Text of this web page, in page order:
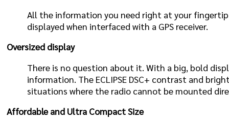
All the information you need right at your
displayed when interfaced with a GPS receiver.
Oversized display
There is no question about it. With a big, bold
information. The ECLIPSE DSC+ contrast and
situations where the radio cannot be mounted
Affordable and Ultra Compact Size